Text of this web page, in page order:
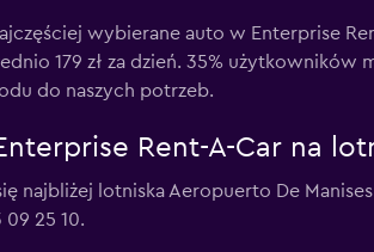
wybierane auto w Enterprise
179 zł za dzień. 35%
do naszych potrzeb.
Rent-A-Car na
najbliżej lotniska Aeropuerto De
25 10.